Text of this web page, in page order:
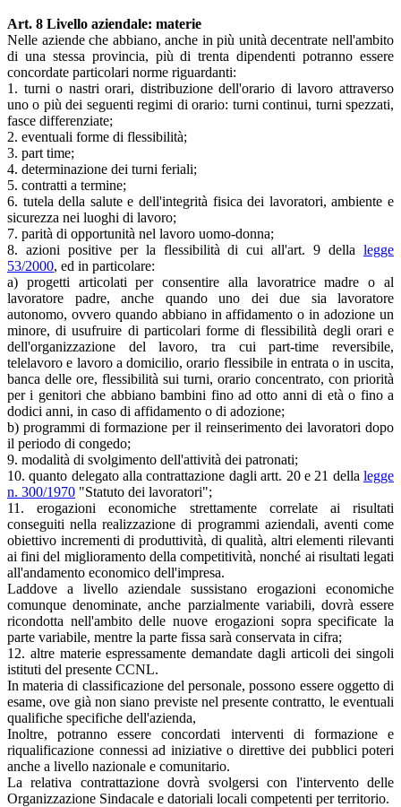
Art. 8 Livello aziendale: materie
Nelle aziende che abbiano, anche in più unità decentrate nell'ambito
di una stessa provincia, più di trenta dipendenti potranno essere
concordate particolari norme riguardanti:
1. turni o nastri orari, distribuzione dell'orario di lavoro attraverso
uno o più dei seguenti regimi di orario: turni continui, turni spezzati,
fasce differenziate;
2. eventuali forme di flessibilità;
3. part time;
4. determinazione dei turni feriali;
5. contratti a termine;
6. tutela della salute e dell'integrità fisica dei lavoratori, ambiente e
sicurezza nei luoghi di lavoro;
7. parità di opportunità nel lavoro uomo-donna;
8. azioni positive per la flessibilità di cui all'art. 9 della legge
53/2000, ed in particolare:
a) progetti articolati per consentire alla lavoratrice madre o al
lavoratore padre, anche quando uno dei due sia lavoratore
autonomo, ovvero quando abbiano in affidamento o in adozione un
minore, di usufruire di particolari forme di flessibilità degli orari e
dell'organizzazione del lavoro, tra cui part-time reversibile,
telelavoro e lavoro a domicilio, orario flessibile in entrata o in uscita,
banca delle ore, flessibilità sui turni, orario concentrato, con priorità
per i genitori che abbiano bambini fino ad otto anni di età o fino a
dodici anni, in caso di affidamento o di adozione;
b) programmi di formazione per il reinserimento dei lavoratori dopo
il periodo di congedo;
9. modalità di svolgimento dell'attività dei patronati;
10. quanto delegato alla contrattazione dagli artt. 20 e 21 della legge
n. 300/1970 "Statuto dei lavoratori";
11. erogazioni economiche strettamente correlate ai risultati
conseguiti nella realizzazione di programmi aziendali, aventi come
obiettivo incrementi di produttività, di qualità, altri elementi rilevanti
ai fini del miglioramento della competitività, nonché ai risultati legati
all'andamento economico dell'impresa.
Laddove a livello aziendale sussistano erogazioni economiche
comunque denominate, anche parzialmente variabili, dovrà essere
ricondotta nell'ambito delle nuove erogazioni sopra specificate la
parte variabile, mentre la parte fissa sarà conservata in cifra;
12. altre materie espressamente demandate dagli articoli dei singoli
istituti del presente CCNL.
In materia di classificazione del personale, possono essere oggetto di
esame, ove già non siano previste nel presente contratto, le eventuali
qualifiche specifiche dell'azienda,
Inoltre, potranno essere concordati interventi di formazione e
riqualificazione connessi ad iniziative o direttive dei pubblici poteri
anche a livello nazionale e comunitario.
La relativa contrattazione dovrà svolgersi con l'intervento delle
Organizzazione Sindacale e datoriali locali competenti per territorio.